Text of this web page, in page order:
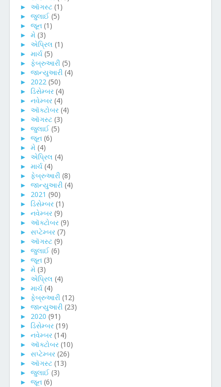
► ઑગસ્ટ (1)
► જુલાઈ (5)
► જૂન (1)
► મે (3)
► એપ્રિલ (1)
► માર્ચ (5)
► ફેબ્રુઆરી (5)
► જાન્યુઆરી (4)
► 2022 (50)
► ડિસેમ્બર (4)
► નવેમ્બર (4)
► ઑક્ટોબર (4)
► ઑગસ્ટ (3)
► જુલાઈ (5)
► જૂન (6)
► મે (4)
► એપ્રિલ (4)
► માર્ચ (4)
► ફેબ્રુઆરી (8)
► જાન્યુઆરી (4)
► 2021 (90)
► ડિસેમ્બર (1)
► નવેમ્બર (9)
► ઑક્ટોબર (9)
► સપ્ટેમ્બર (7)
► ઑગસ્ટ (9)
► જુલાઈ (6)
► જૂન (3)
► મે (3)
► એપ્રિલ (4)
► માર્ચ (4)
► ફેબ્રુઆરી (12)
► જાન્યુઆરી (23)
► 2020 (91)
► ડિસેમ્બર (19)
► નવેમ્બર (14)
► ઑક્ટોબર (10)
► સપ્ટેમ્બર (26)
► ઑગસ્ટ (13)
► જુલાઈ (3)
► જૂન (6)